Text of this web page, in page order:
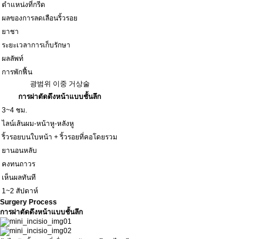
ตำแหน่งที่กรีด
ผลของการลดเลือนริ้วรอย
ยาชา
ระยะเวลาการเก็บรักษา
ผลลัพท์
การพักฟื้น
광범위 이중 거상술
การผ่าตัดดึงหน้าแบบชั้นลึก
3~4 ชม.
ไลน์เส้นผม-หน้าหู-หลังหู
ริ้วรอยบนใบหน้า + ริ้วรอยที่คอโดยรวม
ยานอนหลับ
คงทนถาวร
เห็นผลทันที
1~2 สัปดาห์
Surgery Process
การผ่าตัดดึงหน้าแบบชั้นลึก